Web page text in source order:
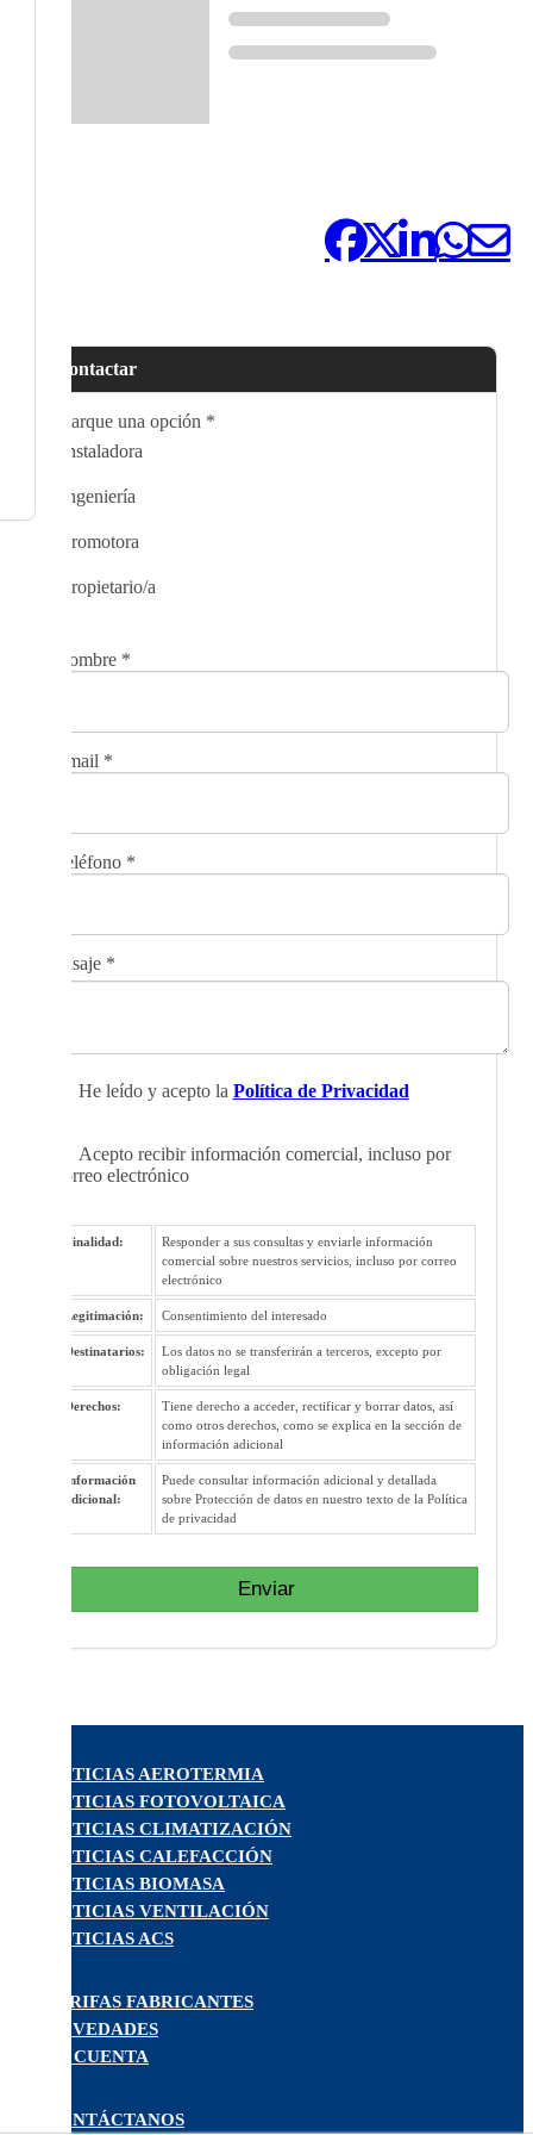
Contactar
Marque una opción *
Instaladora
Ingeniería
Promotora
Propietario/a
Nombre *
Email *
Teléfono *
Mensaje *
He leído y acepto la Política de Privacidad
Acepto recibir información comercial, incluso por
correo electrónico
Finalidad:
Responder a sus consultas y enviarle información
comercial sobre nuestros servicios, incluso por correo
electrónico
Legitimación: Consentimiento del interesado
Destinatarios:
Los datos no se transferirán a terceros, excepto por
obligación legal
Derechos:
Tiene derecho a acceder, rectificar y borrar datos, así
como otros derechos, como se explica en la sección de
información adicional
Información
adicional:
Puede consultar información adicional y detallada
sobre Protección de datos en nuestro texto de la Política
de privacidad
Enviar
NOTICIAS AEROTERMIA
NOTICIAS FOTOVOLTAICA
NOTICIAS CLIMATIZACIÓN
NOTICIAS CALEFACCIÓN
NOTICIAS BIOMASA
NOTICIAS VENTILACIÓN
NOTICIAS ACS
TARIFAS FABRICANTES
NOVEDADES
MI CUENTA
CONTÁCTANOS